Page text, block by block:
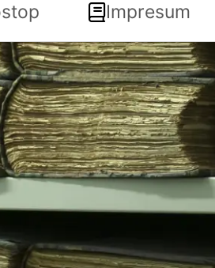
Impresum